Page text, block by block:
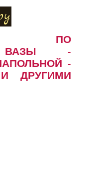
ПО
ВАЗЫ -
-
ДРУГИМИ